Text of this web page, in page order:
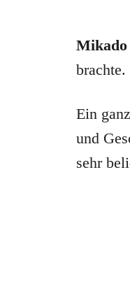
Mikado
Ein
und
sehr